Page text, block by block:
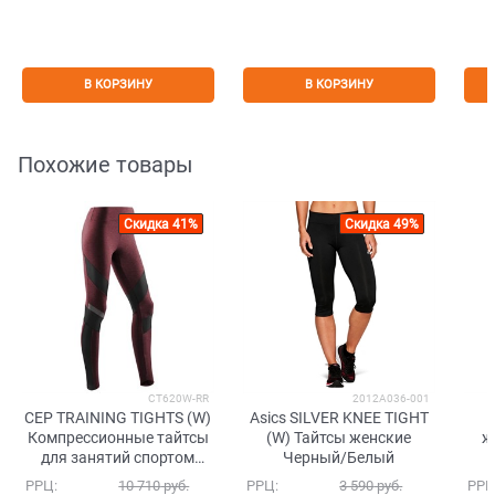
В КОРЗИНУ В КОРЗИНУ
Похожие товары
Скидка 41%
CT620W-RR
CEP TRAINING TIGHTS (W)
Компрессионные тайтсы
для занятий спортом
женские Бордовый/
РРЦ: 10 710 руб.
Скидка 49%
2012A036-001
Asics SILVER KNEE TIGHT
(W) Тайтсы женские
Черный/Белый
РРЦ: 3 590 руб.